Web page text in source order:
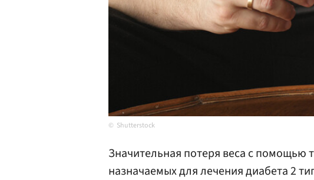
Shutterstock
Значительная потеря веса с помощью
назначаемых для лечения диабета 2